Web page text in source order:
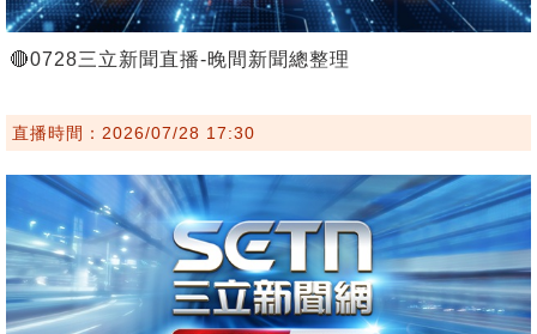
🔴0728三立新聞直播-晚間新聞總整理
直播時間：2026/07/28 17:30